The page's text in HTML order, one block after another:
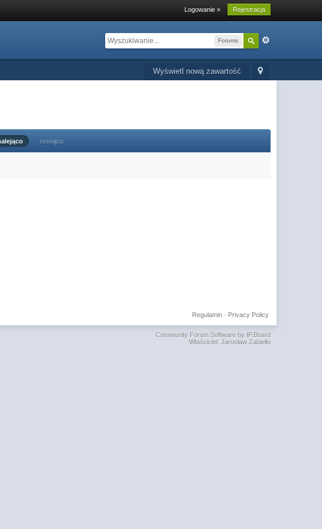
Logowanie » Rejestracja
Forums
Wyświetl nową zawartość
rosnąco
Privacy Policy
Regulamin·
Community Forum Software by IP.Board
Właściciel: Jarosław Zabiełło